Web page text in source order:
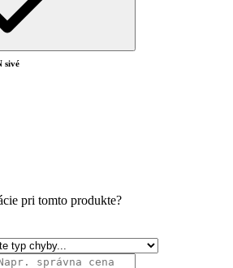
sivé
pri tomto produkte?